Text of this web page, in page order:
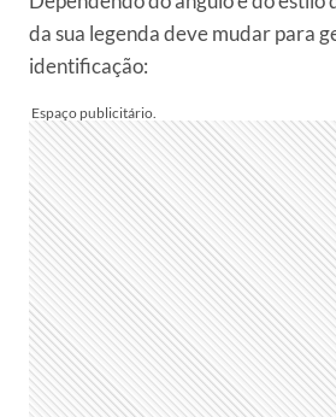
da sua legenda deve mudar para
identificação: